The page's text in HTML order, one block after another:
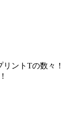
ントTの数々！